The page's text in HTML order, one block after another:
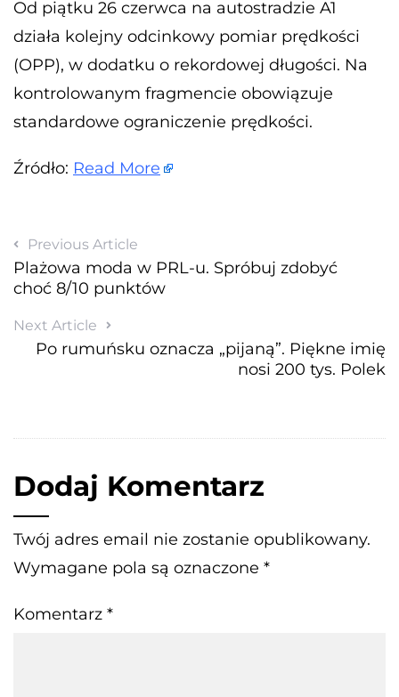
Od piątku 26 czerwca na autostradzie A1
działa kolejny odcinkowy pomiar prędkości
(OPP), w dodatku o rekordowej długości. Na
kontrolowanym fragmencie obowiązuje
standardowe ograniczenie prędkości.
Źródło: Read More
Previous Article
Plażowa moda w PRL-u. Spróbuj zdobyć
choć 8/10 punktów
Next Article
Po rumuńsku oznacza „pijaną”. Piękne imię
nosi 200 tys. Polek
Dodaj Komentarz
Twój adres email nie zostanie opublikowany.
Wymagane pola są oznaczone *
Komentarz *